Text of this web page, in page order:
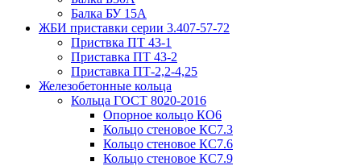
Балка БУ 15А
ЖБИ приставки серии 3.407-57-72
Приствка ПТ 43-1
Приставка ПТ 43-2
Приставка ПТ-2,2-4,25
Железобетонные кольца
Кольца ГОСТ 8020-2016
Опорное кольцо КО6
Кольцо стеновое КС7.3
Кольцо стеновое КС7.6
Кольцо стеновое КС7.9